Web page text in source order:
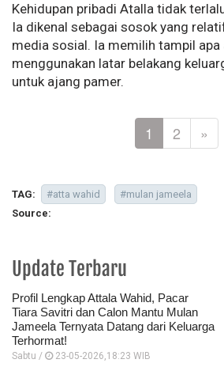
Kehidupan pribadi Atalla tidak
Ia dikenal sebagai sosok yang
media sosial. Ia memilih tampil apa
menggunakan latar belakang
untuk ajang pamer.
1 2 »
TAG:
#atta wahid
#mulan jameela
Source:
Update Terbaru
Profil Lengkap Attala Wahid, Pacar
Tiara Savitri dan Calon Mantu Mulan
Jameela Ternyata Datang dari Keluarga
Terhormat!
Sabtu / 23-05-2026,18:23 WIB